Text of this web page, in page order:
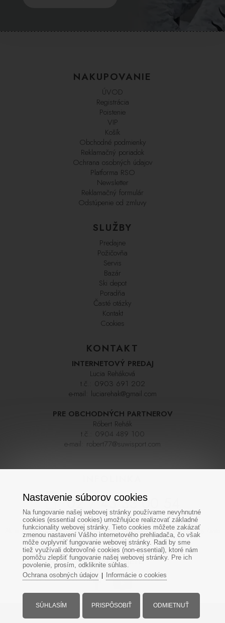
NAKUPOVANIE
ÚVOD
Registrácia
Poistenie
VIP
Košík
Obchodné podmienky
Reklamačný poriadok
Ochrana osobných údajov
Platforma RSO
Newsletter
Reklamačný formulár
Odstúpenie od zmluvy
SLUŽBY
Predajne
Požičovňa
Servis
Bazár
Ski depot
Poradňa
Časté otázky
Kontakt
Cookies
KONTAKT
INTERNETOVÝ PREDAJ
Lucia Reháková
t.č.: 0903 691 202
e-mail: luciarehak@gmail.com
PRE OBCHODNÝCH PARTNEROV
Róbert Rehák
t.č.: 0904 489 100
e-mail: robert77@suwisport.com
02 / 43 33 00 54
Ak sa nedovoláte na prvýkrát skúste zavolať neskôr,linka býva počas sezóny často
veľmi vyťažená. Ďakujeme za pochopenie
SOCIÁLNE SIETE
Nastavenie súborov cookies
Na fungovanie našej webovej stránky používame nevyhnutné
cookies (essential cookies) umožňujúce realizovať základné
funkcionality webovej stránky. Tieto cookies môžete zakázať
zmenou nastavení Vášho internetového prehliadača, čo však
môže ovplyvniť fungovanie webovej stránky. Radi by sme
tiež využívali dobrovoľné cookies (non-essential), ktoré nám
pomôžu zlepšiť fungovanie našej webovej stránky. Pre ich
povolenie, prosím, odkliknite súhlas.
Ochrana osobných údajov| Informácie o cookies
SÚHLASÍM PRISPÔSOBIŤ ODMIETNUŤ